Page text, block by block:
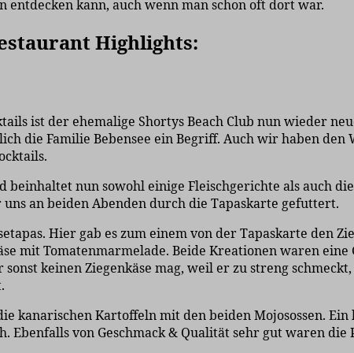
kann, auch wenn man schon oft dort war.
Highlights:
ist der ehemalige Shortys Beach Club nun wieder
die Familie Bebensee ein Begriff. Auch wir haben
nun sowohl einige Fleischgerichte als auch
an beiden Abenden durch die Tapaskarte gefuttert.
Hier gab es zum einem von der Tapaskarte den
mit Tomatenmarmelade. Beide Kreationen waren
keinen Ziegenkäse mag, weil er zu streng
kanarischen Kartoffeln mit den beiden Mojosossen.
von Geschmack & Qualität sehr gut waren die